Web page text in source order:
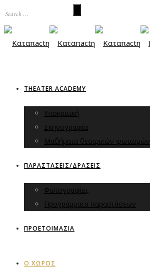
THEATER ACADEMY
Υποκριτική
Σκηνογραφία
Μαθήματα θεατρικών φωτισμών
ΠΑΡΑΣΤΑΣΕΙΣ/ΔΡΑΣΕΙΣ
Φωτογραφίες
Προγράμματα παραστάσεων
ΠΡΟΕΤΟΙΜΑΣΙΑ
Ο ΧΩΡΟΣ